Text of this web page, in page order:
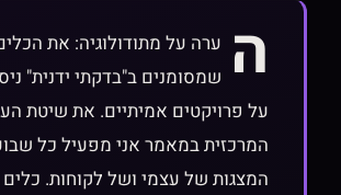
ה ערה על מתודולוגיה: את הכלים
שמסומנים ב"בדקתי ידנית"
על פרויקטים אמיתיים. את שיטת
המרכזית במאמר אני מפעיל כל
המצגות של עצמי ושל לקוחות. כלים